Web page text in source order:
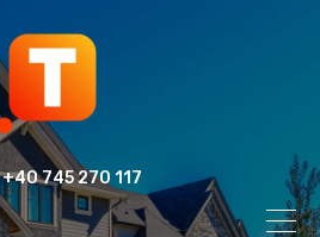
+40 745 270 117